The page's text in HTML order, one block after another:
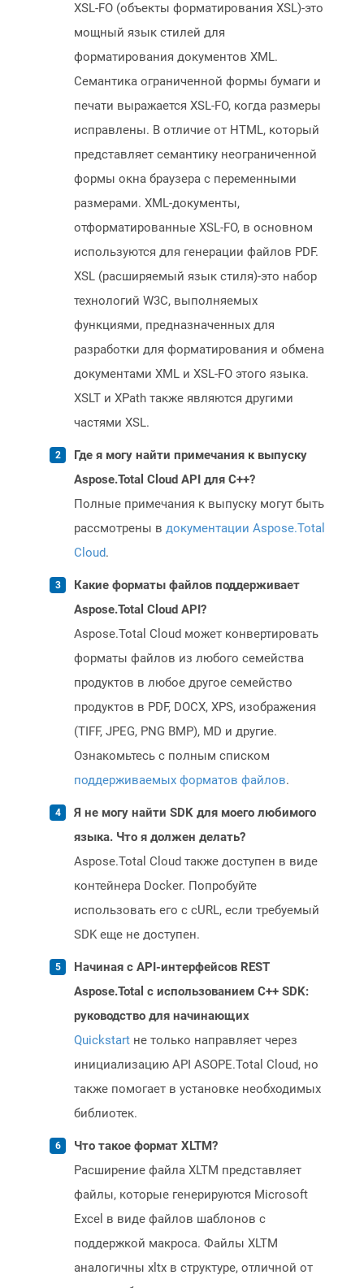
XSL-FO (объекты форматирования XSL)-это
мощный язык стилей для
форматирования документов XML.
Семантика ограниченной формы бумаги и
печати выражается XSL-FO, когда размеры
исправлены. В отличие от HTML, который
представляет семантику неограниченной
формы окна браузера с переменными
размерами. XML-документы,
отформатированные XSL-FO, в основном
используются для генерации файлов PDF.
XSL (расширяемый язык стиля)-это набор
технологий W3C, выполняемых
функциями, предназначенных для
разработки для форматирования и обмена
документами XML и XSL-FO этого языка.
XSLT и XPath также являются другими
частями XSL.
Где я могу найти примечания к выпуску
Aspose.Total Cloud API для C++?
Полные примечания к выпуску могут быть
рассмотрены в документации Aspose.Total
Cloud.
Какие форматы файлов поддерживает
Aspose.Total Cloud API?
Aspose.Total Cloud может конвертировать
форматы файлов из любого семейства
продуктов в любое другое семейство
продуктов в PDF, DOCX, XPS, изображения
(TIFF, JPEG, PNG BMP), MD и другие.
Ознакомьтесь с полным списком
поддерживаемых форматов файлов.
Я не могу найти SDK для моего любимого
языка. Что я должен делать?
Aspose.Total Cloud также доступен в виде
контейнера Docker. Попробуйте
использовать его с cURL, если требуемый
SDK еще не доступен.
Начиная с API-интерфейсов REST
Aspose.Total с использованием C++ SDK:
руководство для начинающих
Quickstart не только направляет через
инициализацию API ASOPE.Total Cloud, но
также помогает в установке необходимых
библиотек.
Что такое формат XLTM?
Расширение файла XLTM представляет
файлы, которые генерируются Microsoft
Excel в виде файлов шаблонов с
поддержкой макроса. Файлы XLTM
аналогичны xltx в структуре, отличной от